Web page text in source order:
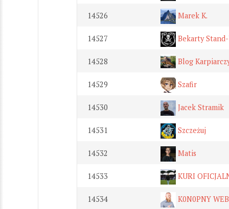
14526 Marek K.
14527 Bekarty
14528 Blog
14529 Szafir
14530 Jacek Stramik
14531 Szczeżuj
14532 Matis
14533 KURI
14534 K0N0PNY WEB